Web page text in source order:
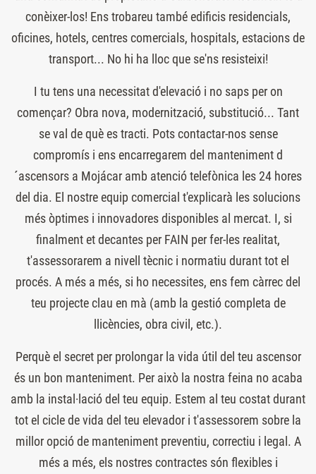
conèixer-los! Ens trobareu també edificis residencials,
oficines, hotels, centres comercials, hospitals, estacions de
transport... No hi ha lloc que se'ns resisteixi!
I tu tens una necessitat d'elevació i no saps per on
començar? Obra nova, modernització, substitució... Tant
se val de què es tracti. Pots contactar-nos sense
compromís i ens encarregarem del manteniment d
´ascensors a Mojácar amb atenció telefònica les 24 hores
del dia. El nostre equip comercial t'explicarà les solucions
més òptimes i innovadores disponibles al mercat. I, si
finalment et decantes per FAIN per fer-les realitat,
t'assessorarem a nivell tècnic i normatiu durant tot el
procés. A més a més, si ho necessites, ens fem càrrec del
teu projecte clau en mà (amb la gestió completa de
llicències, obra civil, etc.).
Perquè el secret per prolongar la vida útil del teu ascensor
és un bon manteniment. Per això la nostra feina no acaba
amb la instal·lació del teu equip. Estem al teu costat durant
tot el cicle de vida del teu elevador i t'assessorem sobre la
millor opció de manteniment preventiu, correctiu i legal. A
més a més, els nostres contractes són flexibles i